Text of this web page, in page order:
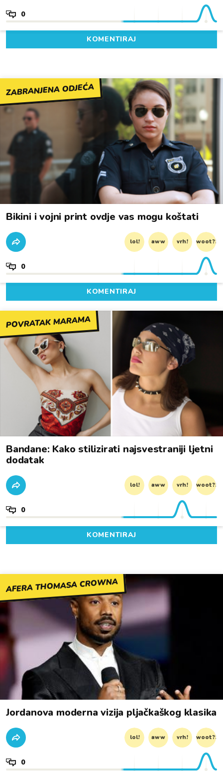
0
KOMENTIRAJ
ZABRANJENA ODJEĆA
Bikini i vojni print ovdje vas mogu koštati
lol! aww vrh! woot?!
0
KOMENTIRAJ
POVRATAK MARAMA
Bandane: Kako stilizirati najsvestraniji ljetni
dodatak
lol! aww vrh! woot?!
0
KOMENTIRAJ
AFERA THOMASA CROWNA
Jordanova moderna vizija pljačkaškog klasika
lol! aww vrh! woot?!
0